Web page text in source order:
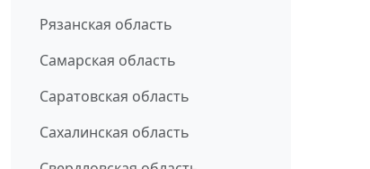
Рязанская область
Самарская область
Саратовская область
Сахалинская область